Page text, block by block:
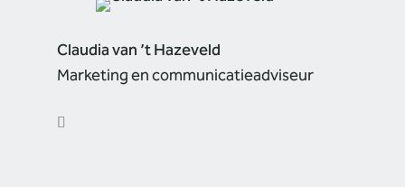
Claudia van ’t Hazeveld
Marketing en communicatieadviseur